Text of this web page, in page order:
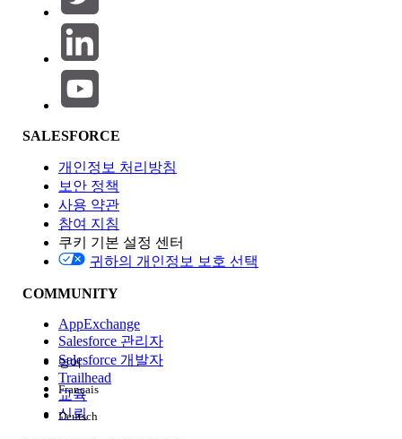
제품 영역
기능 영향
Edition
경험
SALESFORCE
개인정보 처리방침
보안 정책
사용 약관
참여 지침
쿠키 기본 설정 센터
귀하의 개인정보 보호 선택
COMMUNITY
AppExchange
Salesforce 관리자
Salesforce 개발자
Trailhead
교육
신뢰
영어
Français
Deutsch